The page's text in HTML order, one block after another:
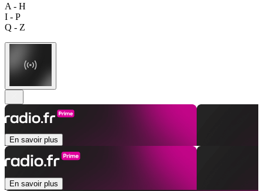
A - H
I - P
Q - Z
En savoir plus
En savoir plus